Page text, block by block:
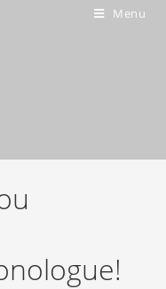
Menu